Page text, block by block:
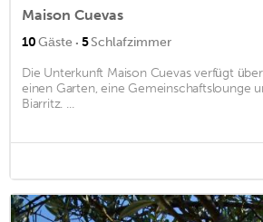
Maison Cuevas
10Gäste · 5Schlafzimmer
Die Unterkunft Maison Cuevas verfügt
einen Garten, eine Gemeinschaftslounge
Biarritz. ...